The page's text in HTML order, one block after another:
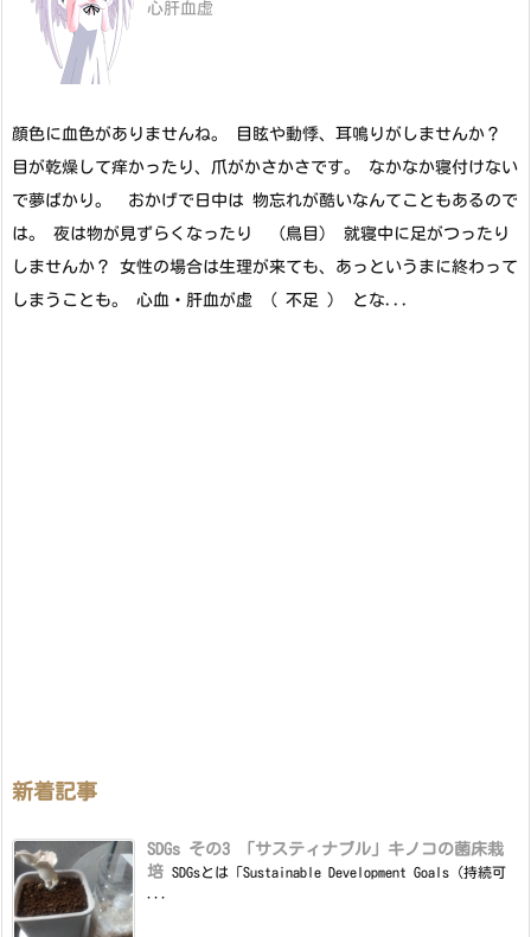
心肝血虚
顔色に血色がありませんね。 目眩や動悸、耳鳴りがしませんか？
目が乾燥して痒かったり、爪がかさかさです。 なかなか寝付けない
で夢ばかり。 おかげで日中は 物忘れが酷いなんてこともあるので
は。 夜は物が見ずらくなったり （鳥目） 就寝中に足がつったり
しませんか？ 女性の場合は生理が来ても、あっというまに終わって
しまうことも。 心血・肝血が虚 （ 不足 ） とな...
新着記事
SDGs その3 「サスティナブル」キノコの菌床栽
培 SDGsとは「Sustainable Development Goals（持続可